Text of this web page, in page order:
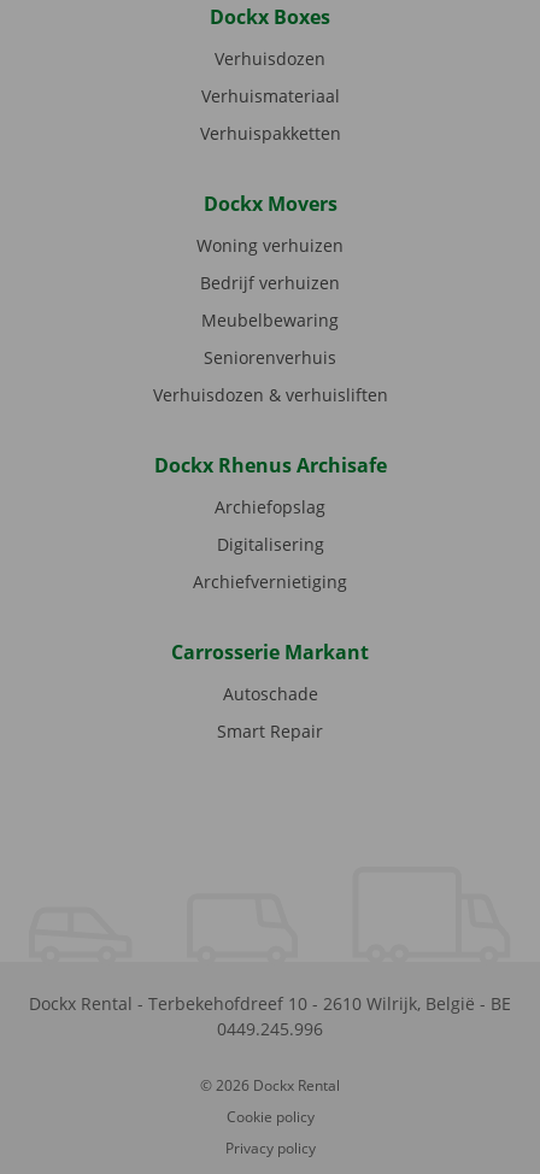
Dockx Boxes
Verhuisdozen
Verhuismateriaal
Verhuispakketten
Dockx Movers
Woning verhuizen
Bedrijf verhuizen
Meubelbewaring
Seniorenverhuis
Verhuisdozen & verhuisliften
Dockx Rhenus Archisafe
Archiefopslag
Digitalisering
Archiefvernietiging
Carrosserie Markant
Autoschade
Smart Repair
Dockx Rental - Terbekehofdreef 10 - 2610 Wilrijk, België - BE
0449.245.996
© 2026 Dockx Rental
Cookie policy
Privacy policy